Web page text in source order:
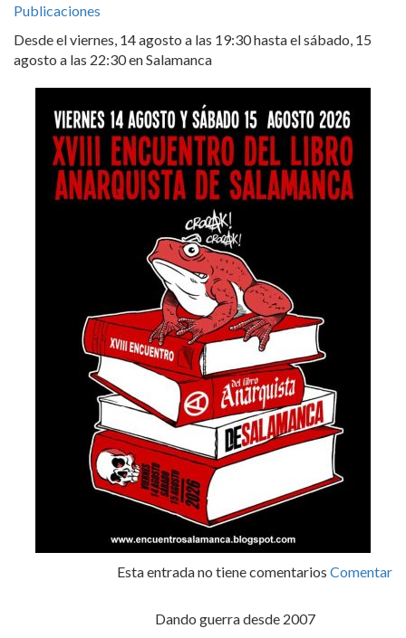
Publicaciones
Desde el viernes, 14 agosto a las 19:30 hasta el sábado, 15
agosto a las 22:30 en Salamanca
Esta entrada no tiene comentarios Comentar
Dando guerra desde 2007